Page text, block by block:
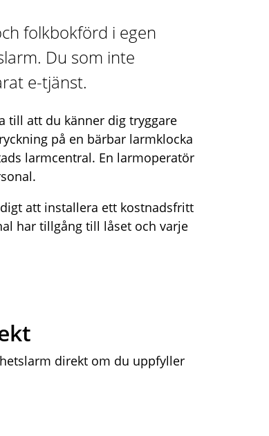
folkbokförd i egen
Du som inte
e-tjänst.
till att du känner dig tryggare
på en bärbar larmklocka
larmcentral. En larmoperatör
att installera ett kostnadsfritt
har tillgång till låset och varje
direkt om du uppfyller